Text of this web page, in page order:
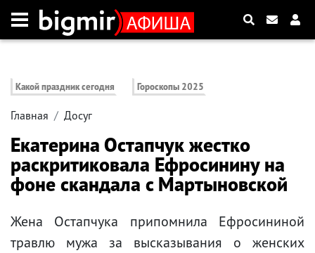
Какой праздник сегодня Гороскопы 2025
Главная Досуг
Екатерина Остапчук жестко
раскритиковала Ефросинину на
фоне скандала с Мартыновской
Жена Остапчука припомнила Ефросининой
травлю мужа за высказывания о женских